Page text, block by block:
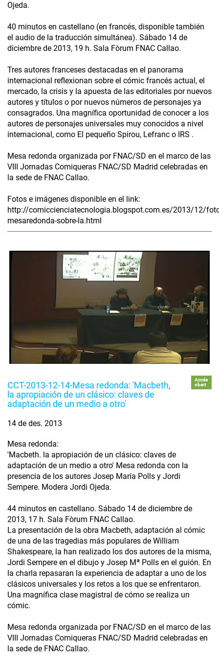
Ojeda.
40 minutos en castellano (en francés, disponible también
el audio de la traducción simultánea). Sábado 14 de
diciembre de 2013, 19 h. Sala Fòrum FNAC Callao.
Tres autores franceses destacadas en el panorama
internacional reflexionan sobre el cómic francés actual, el
mercado, la crisis y la apuesta de las editoriales por nuevos
autores y títulos o por nuevos números de personajes ya
consagrados. Una magnífica oportunidad de conocer a los
autores de personajes universales muy conocidos a nivel
internacional, como El pequeño Spirou, Lefranc o IRS .
Mesa redonda organizada por FNAC/SD en el marco de las
VIII Jornadas Comiqueras FNAC/SD Madrid celebradas en
la sede de FNAC Callao.
Fotos e imágenes disponible en el link:
http://comiccienciatecnologia.blogspot.com.es/2013/12/
mesaredonda-sobre-la.html
CCT-2013-12-14-Mesa redonda: 'Macbeth,
la apropiación de un clásico: claves de
adaptación de un medio a otro'
Accés
obert
14 de des. 2013
Mesa redonda:
'Macbeth. la apropiación de un clásico: claves de
adaptación de un medio a otro' Mesa redonda con la
presencia de los autores Josep María Polls y Jordi
Sempere. Modera Jordi Ojeda.
44 minutos en castellano. Sábado 14 de diciembre de
2013, 17 h. Sala Fòrum FNAC Callao.
La presentación de la obra Macbeth, adaptación al cómic
de una de las tragedias más populares de William
Shakespeare, la han realizado los dos autores de la misma,
Jordi Sempere en el dibujo y Josep Mª Polls en el guión. En
la charla repasaran la experiencia de adaptar a uno de los
clásicos universales y los retos a los que se enfrentaron.
Una magnífica clase magistral de cómo se realiza un
cómic.
Mesa redonda organizada por FNAC/SD en el marco de las
VIII Jornadas Comiqueras FNAC/SD Madrid celebradas en
la sede de FNAC Callao.